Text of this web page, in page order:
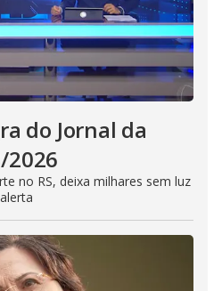
do Jornal da
2026
no RS, deixa milhares sem luz